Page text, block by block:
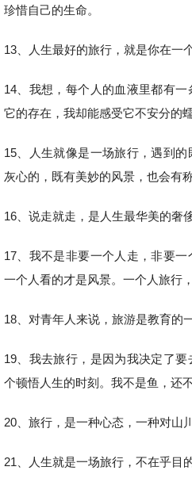
珍惜自己的生命。
13、人生最好的旅行，就是你在一
14、我想，每个人的血液里都有
它的存在，我却能感受它不安分的蠕
15、人生就像是一场旅行，遇到
灰心的，既有美妙的风景，也会有
16、说走就走，是人生最华美的奢
17、我不是非要一个人走，非要
一个人看的才是风景。一个人旅行
18、对青年人来说，旅游是教育的
19、我去旅行，是因为我决定了
个顿悟人生的时刻。我不是鱼，还
20、旅行，是一种心态，一种对山
21、人生就是一场旅行，不在乎目